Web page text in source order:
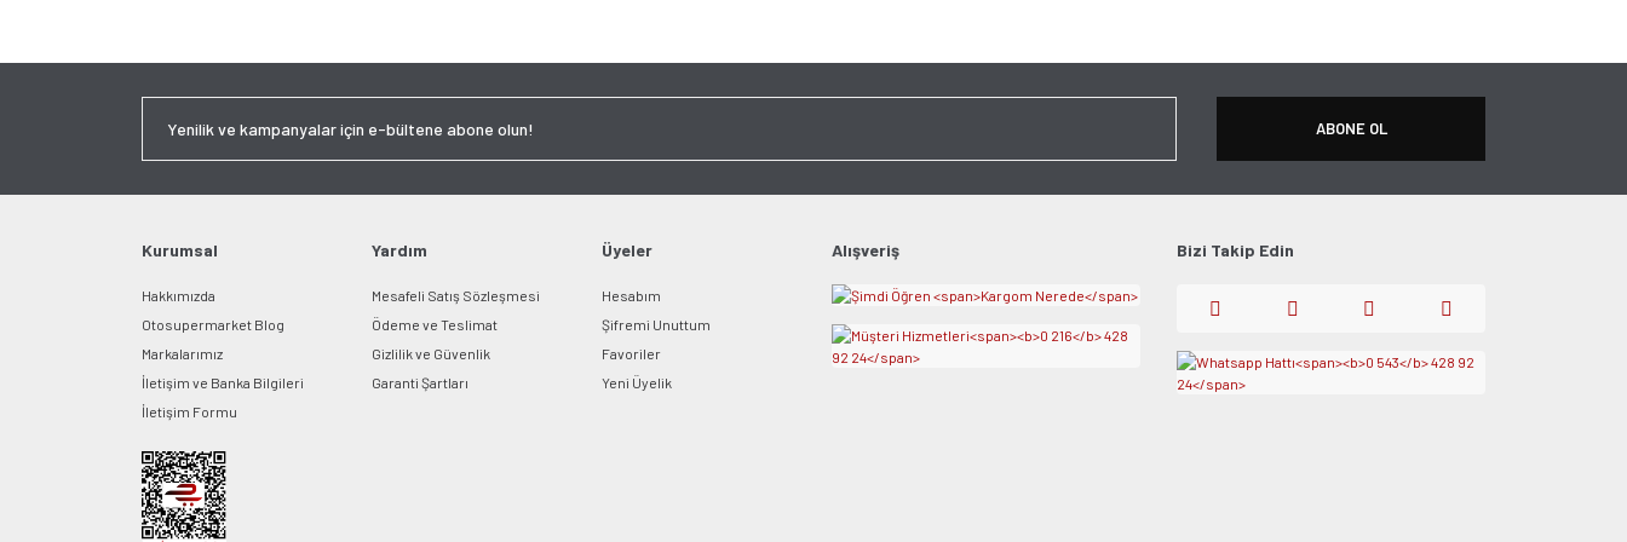
ABONE OL
Kurumsal
Hakkımızda
Otosupermarket Blog
Markalarımız
İletişim ve Banka Bilgileri
İletişim Formu
Yardım
Mesafeli Satış Sözleşmesi
Ödeme ve Teslimat
Gizlilik ve Güvenlik
Garanti Şartları
Üyeler
Hesabım
Şifremi Unuttum
Favoriler
Yeni Üyelik
Alışveriş Bizi Takip Edin